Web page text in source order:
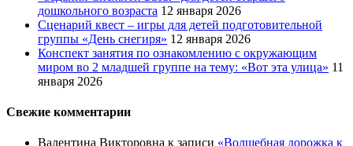
дошкольного возраста 12 января 2026
Сценарий квест – игры для детей подготовительной
группы «День снегиря» 12 января 2026
Конспект занятия по ознакомлению с окружающим
миром во 2 младшей группе на тему: «Вот эта улица» 11
января 2026
Свежие комментарии
Валентина Викторовна к записи «Волшебная дорожка к